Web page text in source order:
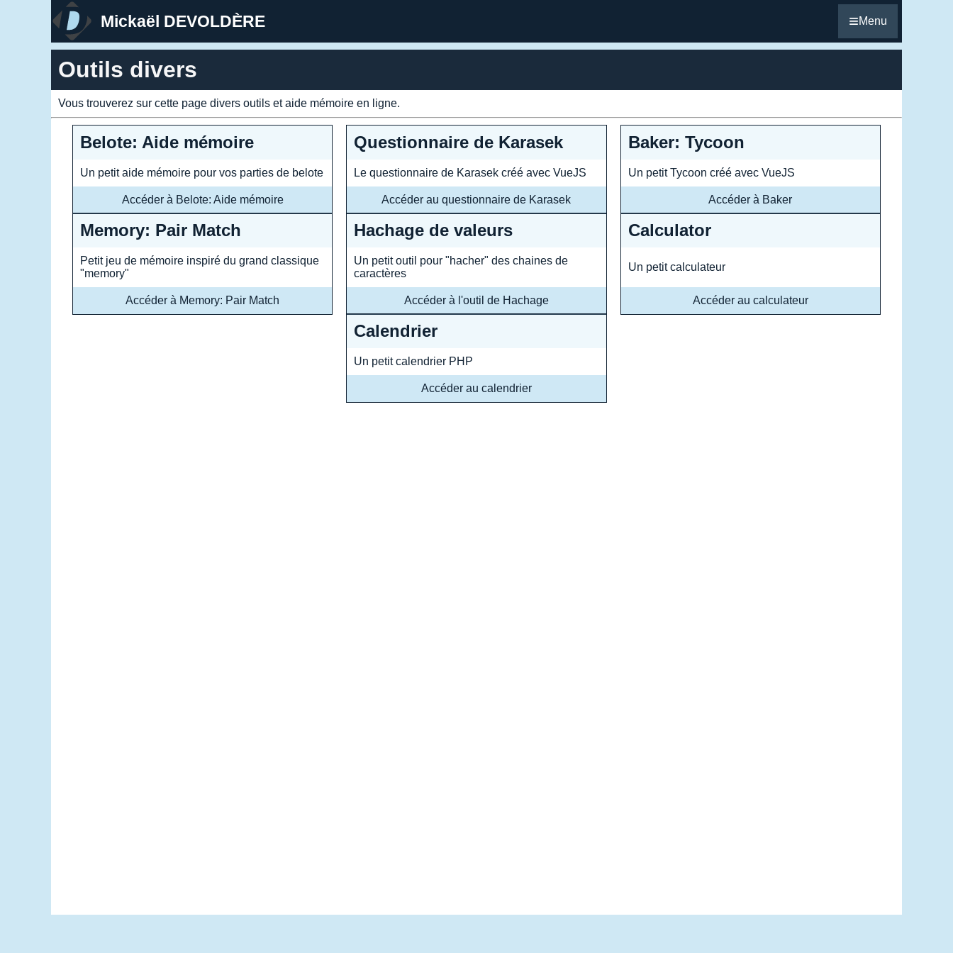
Mickaël DEVOLDÈRE ≡Menu
Outils divers
Vous trouverez sur cette page divers outils et aide mémoire en ligne.
Belote: Aide mémoire
Un petit aide mémoire pour vos parties de belote
Accéder à Belote: Aide mémoire
Questionnaire de Karasek
Le questionnaire de Karasek créé avec VueJS
Accéder au questionnaire de Karasek
Baker: Tycoon
Un petit Tycoon créé avec VueJS
Accéder à Baker
Memory: Pair Match
Petit jeu de mémoire inspiré du grand classique
"memory"
Accéder à Memory: Pair Match
Hachage de valeurs
Un petit outil pour "hacher" des chaines de
caractères
Accéder à l'outil de Hachage
Calculator
Un petit calculateur
Accéder au calculateur
Calendrier
Un petit calendrier PHP
Accéder au calendrier